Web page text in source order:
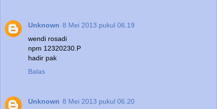
Unknown 8 Mei 2013 pukul 06.19
wendi rosadi
npm 12320230.P
hadir pak
Balas
Unknown 8 Mei 2013 pukul 06.20